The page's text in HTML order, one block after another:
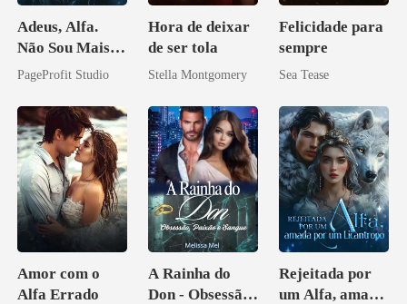
Adeus, Alfa.
Não Sou Mais
Sua Bolsa de
PageProfit Studio
Hora de deixar
de ser tola
Stella Montgomery
Felicidade para
sempre
Sea Tease
Amor com o
Alfa Errado
A Rainha do
Don - Obsessão,
Rejeitada por
um Alfa, amada